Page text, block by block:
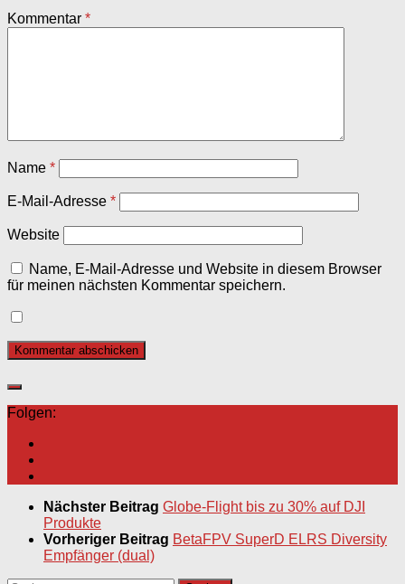
Kommentar *
Name *
E-Mail-Adresse *
Website
Name, E-Mail-Adresse und Website in diesem Browser
für meinen nächsten Kommentar speichern.
Folgen:
Nächster Beitrag Globe-Flight bis zu 30% auf DJI
Produkte
Vorheriger Beitrag BetaFPV SuperD ELRS Diversity
Empfänger (dual)